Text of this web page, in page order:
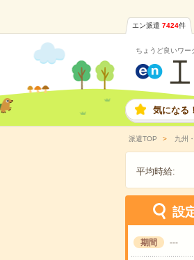
エン派遣 7424件
ちょうど良いワー
気になる
派遣TOP 九州
平均時給:
設
期間 ---